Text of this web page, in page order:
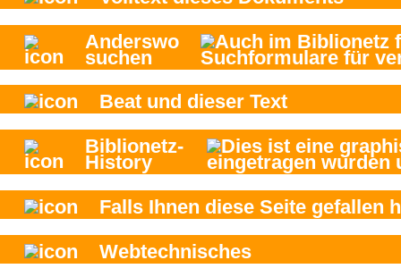
Anderswo
suchen
Beat und dieser Text
Biblionetz-
History
Falls Ihnen diese Seite gefallen
Webtechnisches